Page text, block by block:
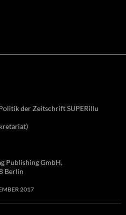
der Zeitschrift SUPERillu
Publishing GmbH,
Berlin
2017